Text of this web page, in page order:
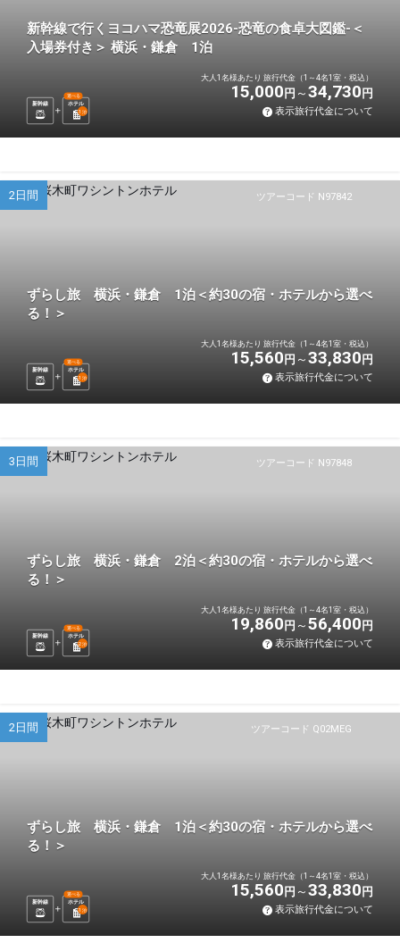
新幹線で行くヨコハマ恐竜展2026-恐竜の食卓大図鑑-＜
入場券付き＞ 横浜・鎌倉 1泊
新幹線 ホテル
選べる
1 泊
大人1名様あたり 旅行代金（1～4名1室・税込）
15,000 円 34,730 円
表示旅行代金について
ツアーコード N97842
2日間
ずらし旅 横浜・鎌倉 1泊＜約30の宿・ホテルから選べ
る！＞
新幹線 ホテル
選べる
1 泊
大人1名様あたり 旅行代金（1～4名1室・税込）
15,560 円 33,830 円
表示旅行代金について
ツアーコード N97848
3日間
ずらし旅 横浜・鎌倉 2泊＜約30の宿・ホテルから選べ
る！＞
新幹線 ホテル
選べる
2泊
大人1名様あたり 旅行代金（1～4名1室・税込）
19,860 円 56,400 円
表示旅行代金について
ツアーコード Q02MEG
2日間
ずらし旅 横浜・鎌倉 1泊＜約30の宿・ホテルから選べ
る！＞
新幹線 ホテル
選べる
1 泊
大人1名様あたり 旅行代金（1～4名1室・税込）
15,560 円 33,830 円
表示旅行代金について